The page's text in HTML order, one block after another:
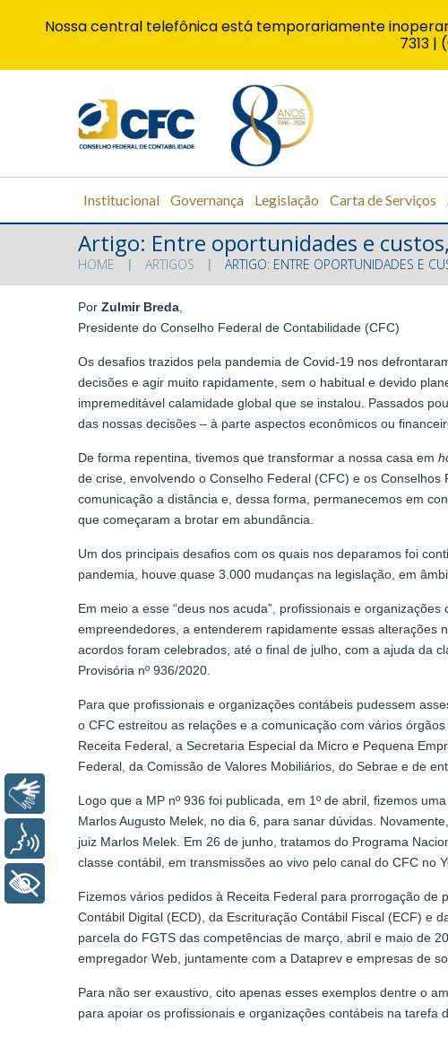
Institucional Governança Legislação Carta de Serviços
Artigo: Entre oportunidades e
HOME ARTIGOS ARTIGO: ENTRE OPORTUNIDADES E
Por Zulmir Breda,
Presidente do Conselho Federal de Contabilidade (CFC)
Os desafios trazidos pela pandemia de Covid-19 nos
decisões e agir muito rapidamente, sem o habitual e devido
impremeditável calamidade global que se instalou. Passados
das nossas decisões – à parte aspectos econômicos ou
De forma repentina, tivemos que transformar a nossa casa em
de crise, envolvendo o Conselho Federal (CFC) e os
comunicação a distância e, dessa forma, permanecemos em
que começaram a brotar em abundância.
Um dos principais desafios com os quais nos deparamos foi
pandemia, houve quase 3.000 mudanças na legislação, em
Em meio a esse “deus nos acuda”, profissionais e
empreendedores, a entenderem rapidamente essas alterações
acordos foram celebrados, até o final de julho, com a ajuda da
Provisória nº 936/2020.
Para que profissionais e organizações contábeis pudessem
o CFC estreitou as relações e a comunicação com vários
Receita Federal, a Secretaria Especial da Micro e Pequena
Federal, da Comissão de Valores Mobiliários, do Sebrae e de
Logo que a MP nº 936 foi publicada, em 1º de abril, fizemos uma
Marlos Augusto Melek, no dia 6, para sanar dúvidas.
juiz Marlos Melek. Em 26 de junho, tratamos do Programa
classe contábil, em transmissões ao vivo pelo canal do CFC no
Fizemos vários pedidos à Receita Federal para prorrogação de
Contábil Digital (ECD), da Escrituração Contábil Fiscal (ECF) e
parcela do FGTS das competências de março, abril e maio de
empregador Web, juntamente com a Dataprev e empresas de
Para não ser exaustivo, cito apenas esses exemplos dentre o
para apoiar os profissionais e organizações contábeis na tarefa
Nossa central telefônica está temporariamente
7313 |
Libras
Voz